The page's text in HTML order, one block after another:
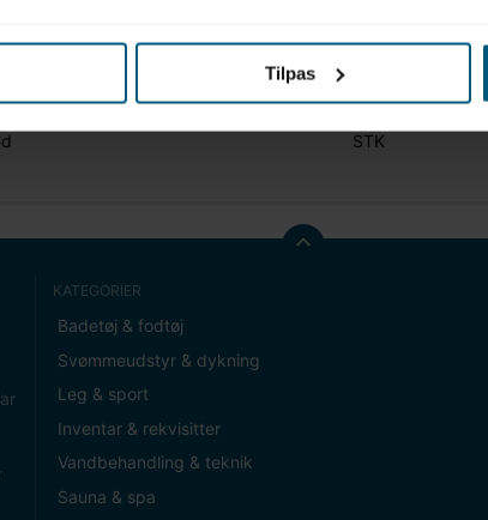
Tilpas
STK
KATEGORIER
Badetøj & fodtøj
Svømmeudstyr & dykning
Leg & sport
Inventar & rekvisitter
Vandbehandling & teknik
Sauna & spa